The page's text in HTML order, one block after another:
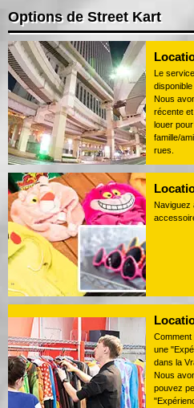
Options de Street Kart
Le
Nous
récente
louer
famille/
rues.
Naviguez
une
dans la
Nous
pouvez